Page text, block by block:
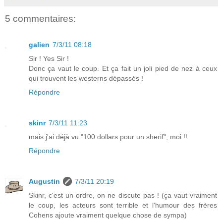
5 commentaires:
galien 7/3/11 08:18
Sir ! Yes Sir !
Donc ça vaut le coup. Et ça fait un joli pied de nez à ceux
qui trouvent les westerns dépassés !
Répondre
skinr 7/3/11 11:23
mais j'ai déjà vu "100 dollars pour un sherif", moi !!
Répondre
Augustin
7/3/11 20:19
Skinr, c'est un ordre, on ne discute pas ! (ça vaut vraiment
le coup, les acteurs sont terrible et l'humour des frères
Cohens ajoute vraiment quelque chose de sympa)